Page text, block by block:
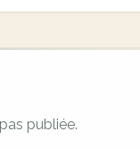
publiée.